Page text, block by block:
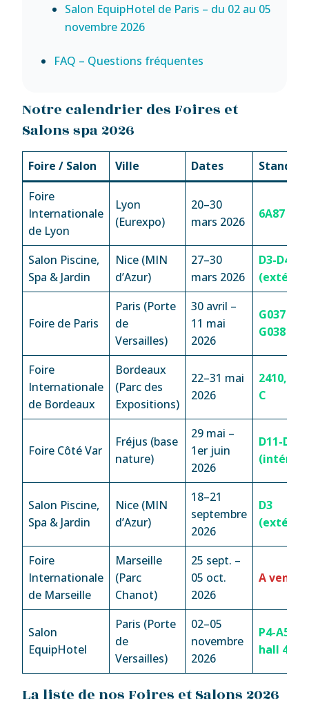
Salon EquipHotel de Paris – du 02 au 05
novembre 2026
FAQ – Questions fréquentes
Notre calendrier des Foires et
Salons spa 2026
Foire / Salon Ville Dates
Stand
Foire
Internationale
de Lyon
Lyon
(Eurexpo)
20–30
mars 2026
6A87
Salon Piscine,
Spa & Jardin
Nice (MIN
d’Azur)
27–30
mars 2026
D3-D4
Foire de Paris
Paris (Porte
de
Versailles)
30 avril –
11 mai
2026
G037 et
G038
Foire
Internationale
de Bordeaux
Bordeaux
(Parc des
Expositions)
22–31 mai
2026
2410,
C
Foire Côté Var
Fréjus (base
nature)
29 mai –
1er juin
2026
D11-D12
Salon Piscine,
Spa & Jardin
Nice (MIN
d’Azur)
18–21
septembre
2026
D3
Foire
Internationale
de Marseille
Marseille
(Parc
Chanot)
25 sept. –
05 oct.
2026
A venir
Salon
EquipHotel
Paris (Porte
de
Versailles)
02–05
novembre
2026
P4-A50,
hall 4
La liste de nos Foires et Salons 2026